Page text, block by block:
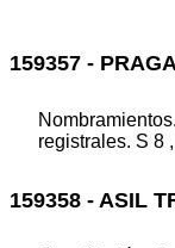
159357 -
registrales. S 8
159358 - ASIL